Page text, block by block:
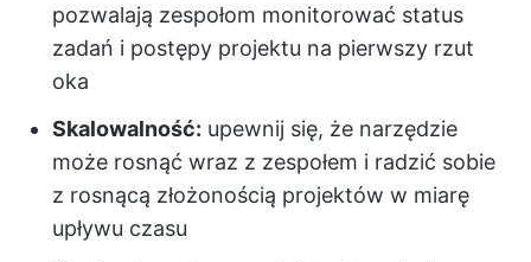
pozwalają zespołom monitorować status
zadań i postępy projektu na pierwszy rzut
oka
Skalowalność: upewnij się, że narzędzie
może rosnąć wraz z zespołem i radzić sobie
z rosnącą złożonością projektów w miarę
upływu czasu